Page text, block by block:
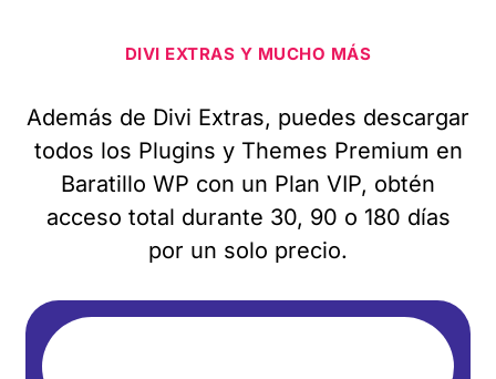
DIVI EXTRAS Y MUCHO MÁS
Además de Divi Extras, puedes descargar
todos los Plugins y Themes Premium en
Baratillo WP con un Plan VIP, obtén
acceso total durante 30, 90 o 180 días
por un solo precio.